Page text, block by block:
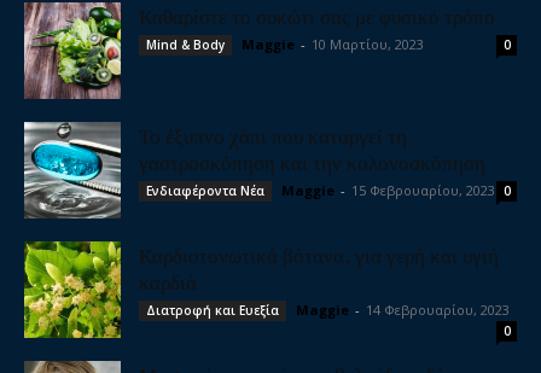
Καθαρίστε το συκώτι σας με φυσικό τρόπο
Mind & Body Maggie - 10 Μαρτίου, 2023 0
Το έξυπνο χάπι που καταργεί τη
γαστροσκόπηση και την κολονοσκόπηση
Ενδιαφέροντα Νέα Maggie - 15 Φεβρουαρίου, 2023 0
Καρδιοτονωτικά βότανα, για γερή και υγιή
καρδιά
Διατροφή και Ευεξία Maggie - 14 Φεβρουαρίου, 2023
0